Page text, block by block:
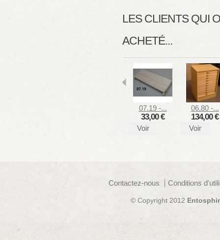
LES CLIENTS QUI
ACHETÉ...
07.19 -...
33,00 €
Voir
06.80 -...
134,00 €
Voir
Contactez-nous Conditions
© Copyright 2012